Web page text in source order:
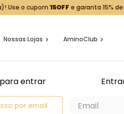
Use o cupom15OFF e garanta 15%
Nossas Lojas AminoClub
entrar
por email